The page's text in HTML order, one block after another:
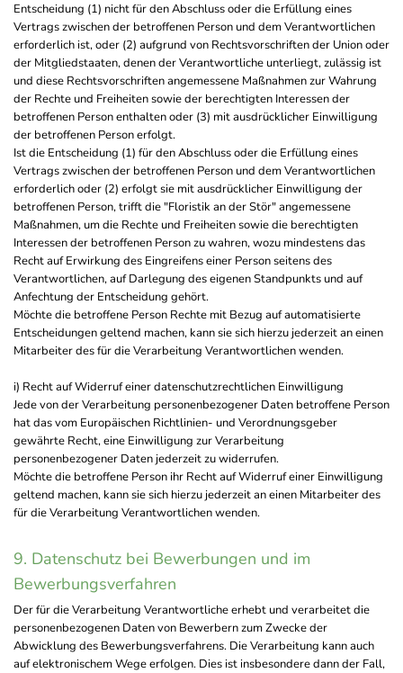
Entscheidung (1) nicht für den Abschluss oder die Erfüllung eines
Vertrags zwischen der betroffenen Person und dem Verantwortlichen
erforderlich ist, oder (2) aufgrund von Rechtsvorschriften der Union oder
der Mitgliedstaaten, denen der Verantwortliche unterliegt, zulässig ist
und diese Rechtsvorschriften angemessene Maßnahmen zur Wahrung
der Rechte und Freiheiten sowie der berechtigten Interessen der
betroffenen Person enthalten oder (3) mit ausdrücklicher Einwilligung
der betroffenen Person erfolgt.
Ist die Entscheidung (1) für den Abschluss oder die Erfüllung eines
Vertrags zwischen der betroffenen Person und dem Verantwortlichen
erforderlich oder (2) erfolgt sie mit ausdrücklicher Einwilligung der
betroffenen Person, trifft die "Floristik an der Stör" angemessene
Maßnahmen, um die Rechte und Freiheiten sowie die berechtigten
Interessen der betroffenen Person zu wahren, wozu mindestens das
Recht auf Erwirkung des Eingreifens einer Person seitens des
Verantwortlichen, auf Darlegung des eigenen Standpunkts und auf
Anfechtung der Entscheidung gehört.
Möchte die betroffene Person Rechte mit Bezug auf automatisierte
Entscheidungen geltend machen, kann sie sich hierzu jederzeit an einen
Mitarbeiter des für die Verarbeitung Verantwortlichen wenden.
i) Recht auf Widerruf einer datenschutzrechtlichen Einwilligung
Jede von der Verarbeitung personenbezogener Daten betroffene Person
hat das vom Europäischen Richtlinien- und Verordnungsgeber
gewährte Recht, eine Einwilligung zur Verarbeitung
personenbezogener Daten jederzeit zu widerrufen.
Möchte die betroffene Person ihr Recht auf Widerruf einer Einwilligung
geltend machen, kann sie sich hierzu jederzeit an einen Mitarbeiter des
für die Verarbeitung Verantwortlichen wenden.
9. Datenschutz bei Bewerbungen und im
Bewerbungsverfahren
Der für die Verarbeitung Verantwortliche erhebt und verarbeitet die
personenbezogenen Daten von Bewerbern zum Zwecke der
Abwicklung des Bewerbungsverfahrens. Die Verarbeitung kann auch
auf elektronischem Wege erfolgen. Dies ist insbesondere dann der Fall,